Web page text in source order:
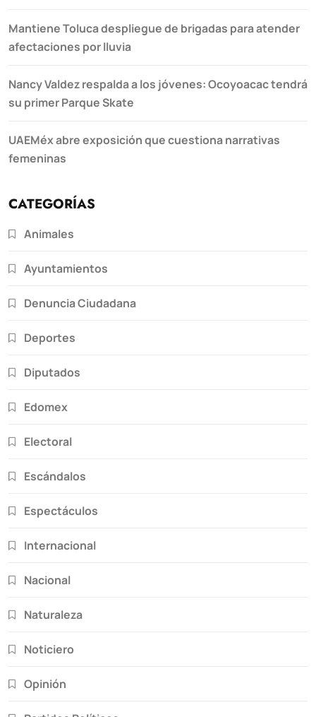
Mantiene Toluca despliegue de brigadas para atender
afectaciones por lluvia
Nancy Valdez respalda a los jóvenes: Ocoyoacac tendrá
su primer Parque Skate
UAEMéx abre exposición que cuestiona narrativas
femeninas
CATEGORÍAS
Animales
Ayuntamientos
Denuncia Ciudadana
Deportes
Diputados
Edomex
Electoral
Escándalos
Espectáculos
Internacional
Nacional
Naturaleza
Noticiero
Opinión